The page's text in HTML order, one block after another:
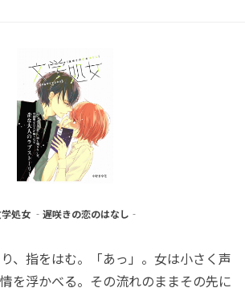
処女 ‐遅咲きの恋のはなし‐
、指をはむ。「あっ」。女は小さく声
を浮かべる。その流れのままその先に